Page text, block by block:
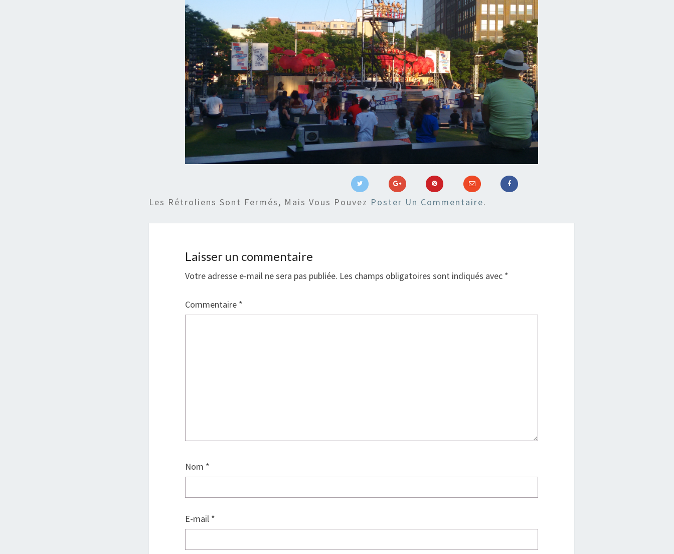
Les Rétroliens Sont Fermés, Mais Vous Pouvez Poster Un Commentaire.
Laisser un commentaire
Votre adresse e-mail ne sera pas publiée. Les champs obligatoires sont indiqués avec *
Commentaire *
Nom *
E-mail *